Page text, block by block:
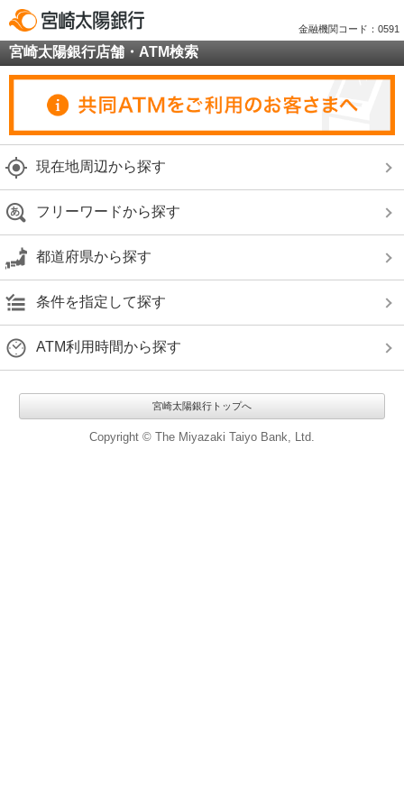
金融機関コード：0591
宮崎太陽銀行店舗・ATM検索
現在地周辺から探す
フリーワードから探す
都道府県から探す
条件を指定して探す
ATM利用時間から探す
宮崎太陽銀行トップへ
Copyright © The Miyazaki Taiyo Bank, Ltd.